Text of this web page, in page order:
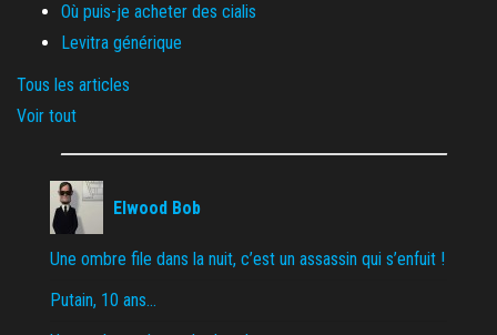
Où puis-je acheter des cialis
Levitra générique
Tous les articles
Voir tout
Elwood Bob
Une ombre file dans la nuit, c’est un assassin qui s’enfuit !
Putain, 10 ans…